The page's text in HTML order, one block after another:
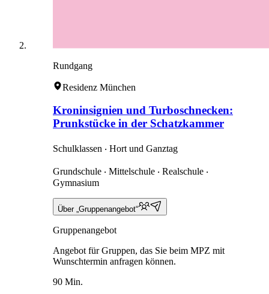
Rundgang
Residenz München
Kroninsignien und Turboschnecken:
Prunkstücke in der Schatzkammer
Schulklassen ‧ Hort und Ganztag
Grundschule ‧ Mittelschule ‧ Realschule ‧
Gymnasium
Über „Gruppenangebot“
Gruppenangebot
Angebot für Gruppen, das Sie beim MPZ mit
Wunschtermin anfragen können.
90 Min.